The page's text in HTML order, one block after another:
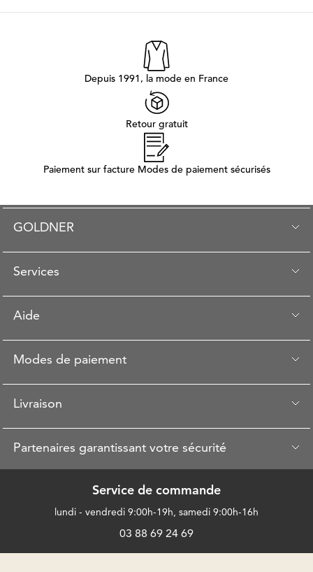
Depuis 1991, la mode en France
Retour gratuit
Paiement sur facture Modes de paiement sécurisés
GOLDNER
Services
Aide
Modes de paiement
Livraison
Partenaires garantissant votre sécurité
Service de commande
lundi - vendredi 9:00h-19h, samedi 9:00h-16h
03 88 69 24 69